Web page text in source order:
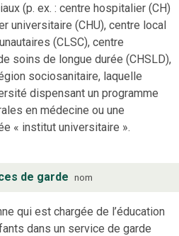
(p. ex. : centre hospitalier (CH)
universitaire (CHU), centre local
(CLSC), centre
soins de longue durée (CHSLD),
sociosanitaire, laquelle
dispensant un programme
en médecine ou une
« institut universitaire ».
de garde nom
qui est chargée de l’éducation
dans un service de garde